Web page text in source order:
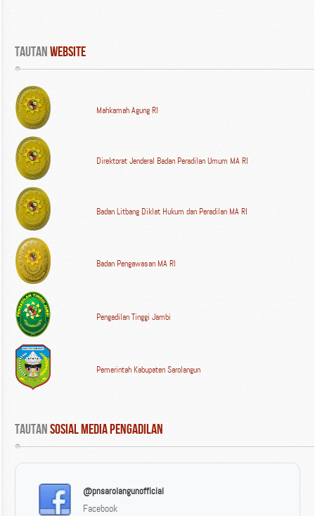
Tautan WEBSITE
Mahkamah Agung RI
Direktorat Jenderal Badan Peradilan Umum MA RI
Badan Litbang Diklat Hukum dan Peradilan MA RI
Badan Pengawasan MA RI
Pengadilan Tinggi Jambi
Pemerintah Kabupaten Sarolangun
Tautan Sosial Media Pengadilan
@pnsarolangunofficial
Facebook